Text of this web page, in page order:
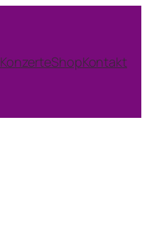
KonzerteShopKontakt